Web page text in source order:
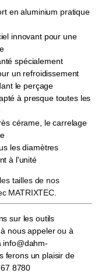
en aluminium pratique
innovant pour une
spécialement
un refroidissement
le perçage
à presque toutes les
cérame, le carrelage
les diamètres
à l'unité
tailles de nos
MATRIXTEC.
sur les outils
nous appeler ou à
info@dahm-
ferons un plaisir de
8780